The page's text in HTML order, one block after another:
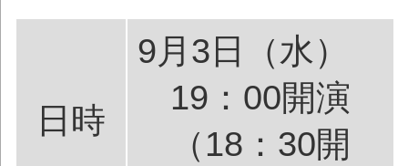
日時
9月3日（水）
19：00開演
（18：30開